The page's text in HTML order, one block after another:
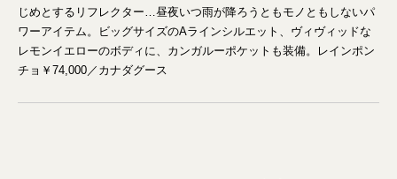
じめとするリフレクター…昼夜いつ雨が降ろうともモノともしないパ
ワーアイテム。ビッグサイズのAラインシルエット、ヴィヴィッドな
レモンイエローのボディに、カンガルーポケットも装備。レインポン
チョ￥74,000／カナダグース